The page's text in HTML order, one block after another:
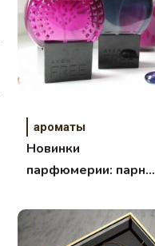
ароматы
Новинки
парфюмерии: парные